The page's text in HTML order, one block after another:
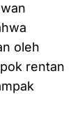
oleh
rentan